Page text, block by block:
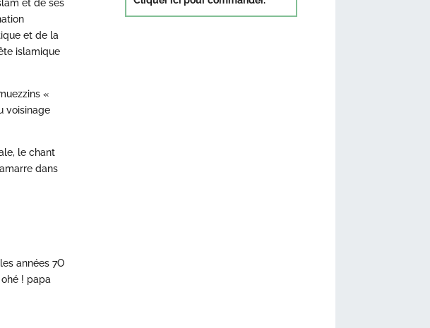
et de ses
et de la
islamique
«
voisinage
le chant
dans
années 7O
! papa